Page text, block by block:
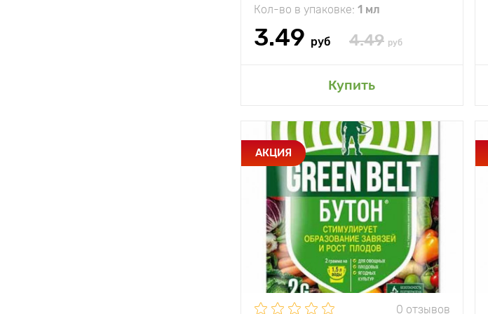
Кол-во в упаковке: 1 мл
3.49 руб 4.49 руб
Купить
Добавить в мой сад
АКЦИЯ
0 отзывов
Особенности
Уникальный
природный
стимулятор
плодообразования,
увелечения числа
завязей и
снижением числа
пустоцветов
Состав
Гиббереллиновых
кислот натриевые
соли 5 г/кг, гуматы,
микроэлементы
Периодичность
В зависимости от